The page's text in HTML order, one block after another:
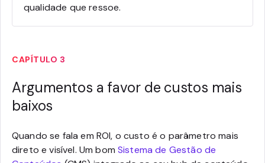
qualidade que ressoe.
CAPÍTULO 3
Argumentos a favor de custos mais
baixos
Quando se fala em ROI, o custo é o parâmetro mais
direto e visível. Um bomSistema de Gestão de